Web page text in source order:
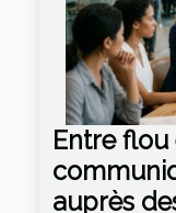
Entre
auprès